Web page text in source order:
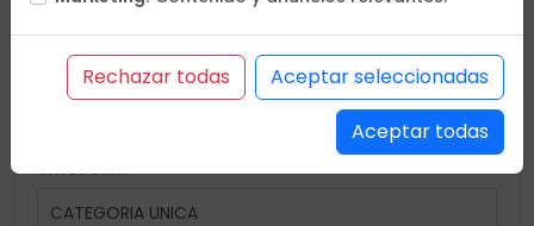
* Diferentes plazas por ocupación
CATEGORÍA
Rechazar todas
Aceptar seleccionadas
Aceptar todas